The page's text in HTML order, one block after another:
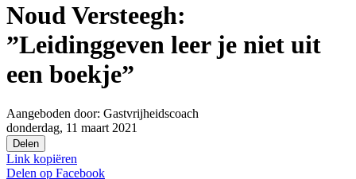
Noud Versteegh:
”Leidinggeven leer je niet uit
een boekje”
Aangeboden door: Gastvrijheidscoach
donderdag, 11 maart 2021
Delen
Link kopiëren
Delen op Facebook